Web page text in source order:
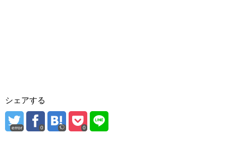
シェアする
error 0 0